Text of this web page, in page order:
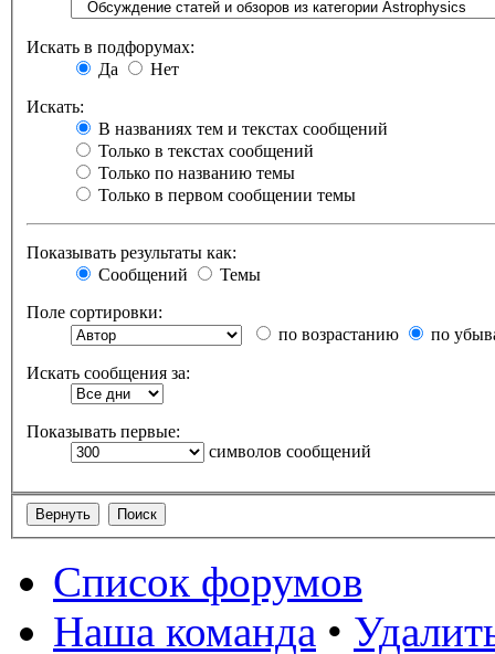
Искать в подфорумах:
Да
Нет
Искать:
В названиях тем и текстах сообщений
Только в текстах сообщений
Только по названию темы
Только в первом сообщении темы
Показывать результаты как:
Сообщений
Темы
Поле сортировки:
по возрастанию
по
Искать сообщения за:
Показывать первые:
символов сообщений
Список форумов
Наша команда •